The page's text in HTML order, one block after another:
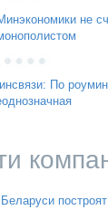
не
По